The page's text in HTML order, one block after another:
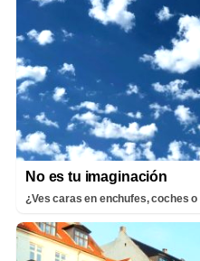
No es tu imaginación
¿Ves caras en enchufes, coches